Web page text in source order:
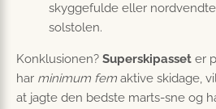
skyggefulde eller
solstolen.
Konklusionen? Superskipasset er
har minimum fem aktive skidage,
at jagte den bedste marts-sne og